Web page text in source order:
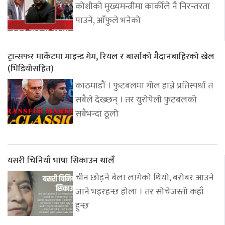
कोशीको मुख्यमन्त्रीमा कार्कीले नै निरन्तरता
पाउने, आँफुले भनेको
ट्रान्सफर मार्केटमा माइन्ड गेम, रियल र बार्साको मैदानबाहिरको खेल
(भिडियोसहित)
काठमाडौं । फुटबलमा गोल हान्ने प्रतिस्पर्धा त
सबैले देख्छन् । तर युरोपेली फुटबलको
सबैभन्दा ठूलो
यसरी चिनियाँ भाषा सिकाउन थालेँ
चीन छोड्ने बेला लागेको थियो, बरोबर आउने
जाने भइरहन्छ होला । तर सोचेजस्तो कहाँ
हुन्छ